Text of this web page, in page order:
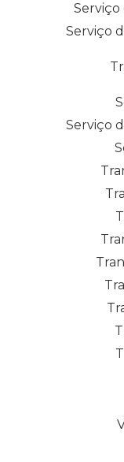
Serviço
Serviço